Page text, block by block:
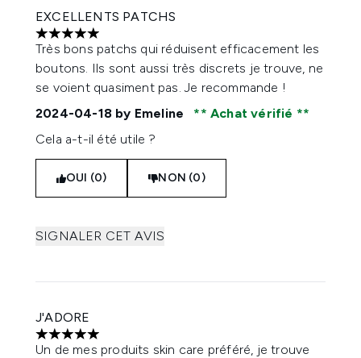
EXCELLENTS PATCHS
5 étoiles sur un maximum de 5
Très bons patchs qui réduisent efficacement les
boutons. Ils sont aussi très discrets je trouve, ne
se voient quasiment pas. Je recommande !
2024-04-18 by Emeline
Achat vérifié
Cela a-t-il été utile ?
OUI (0) NON (0)
SIGNALER CET AVIS
J'ADORE
5 étoiles sur un maximum de 5
Un de mes produits skin care préféré, je trouve